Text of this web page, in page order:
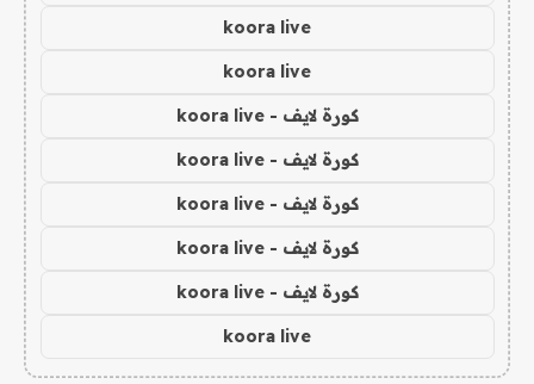
koora live
koora live
كورة لايف - koora live
كورة لايف - koora live
كورة لايف - koora live
كورة لايف - koora live
كورة لايف - koora live
koora live